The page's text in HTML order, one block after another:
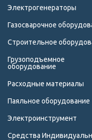
Электрогенераторы
Газосварочное
Строительное
Грузоподъемное
оборудование
Расходные материалы
Паяльное оборудование
Электроинструмент
Средства